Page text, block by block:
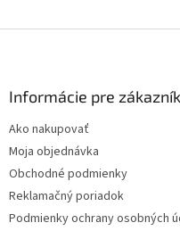
Informácie pre
Ako nakupovať
Moja objednávka
Obchodné podmienky
Reklamačný poriadok
Podmienky ochrany osobných